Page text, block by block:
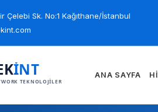
Çelebi Sk. No:1 Kağıthane/İstanbul
ANA SAYFA